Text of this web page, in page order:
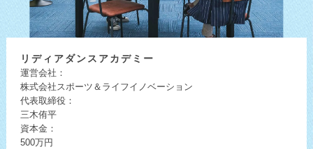
リディアダンスアカデミー
運営会社：
株式会社スポーツ＆ライフイノベーション
代表取締役：
三木侑平
資本金：
500万円